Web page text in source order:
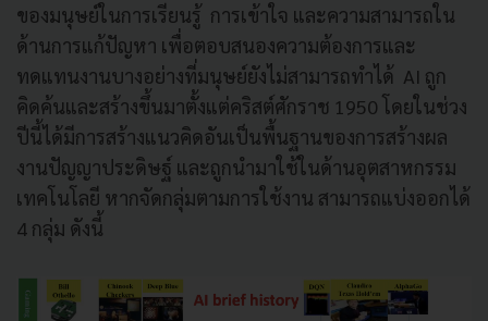
ของมนุษย์ในการเรียนรู้ การเข้าใจ และความสามารถใน
ด้านการแก้ปัญหา เพื่อตอบสนองความต้องการและ
ทดแทนงานบางอย่างที่มนุษย์ยังไม่สามารถทำได้ AI ถูก
คิดค้นและสร้างขึ้นมาตั้งแต่คริสต์ศักราช 1950 โดยในช่วง
ปีนี้ได้มีการสร้างแนวคิดอันเป็นพื้นฐานของการสร้างผล
งานปัญญาประดิษฐ์ และถูกนำมาใช้ในด้านอุตสาหกรรม
เทคโนโลยี หากจัดกลุ่มตามการใช้งาน สามารถแบ่งออกได้
4 กลุ่ม ดังนี้